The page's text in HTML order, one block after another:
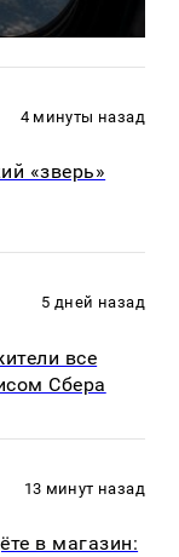
4 минуты назад
«зверь»
5 дней назад
все
Сбера
13 минут назад
в магазин: